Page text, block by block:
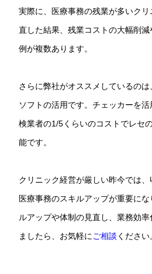
実際に、医療事務の残業が多いク
直した結果、残業コストの大幅削
例が複数あります。
さらに弊社がオススメしているの
ソフトの活用です。チェッカーを
検業者の1/5くらいのコストでレセ
能です。
クリニック経営が厳しい昨今では
医療事務のスキルアップが重要に
ルアップや体制の見直し、業務効
ましたら、お気軽に ご相談 ください